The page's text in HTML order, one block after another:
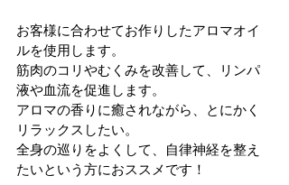
お客様に合わせてお作りしたアロマオイ
ルを使用します。
筋肉のコリやむくみを改善して、リンパ
液や血流を促進します。
アロマの香りに癒されながら、とにかく
リラックスしたい。
全身の巡りをよくして、自律神経を整え
たいという方におススメです！